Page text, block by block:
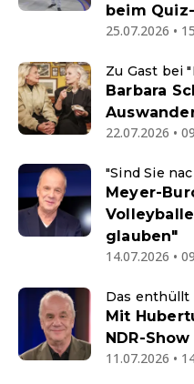
beim
25.07.2026 •
Zu Gast bei
Barbara
22.07.2026 •
"Sind Sie
Meyer-
glauben"
14.07.2026 •
Das enthüllt
Mit
NDR-
11.07.2026 •